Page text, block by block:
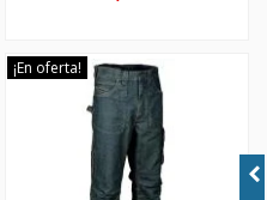
¡En oferta!